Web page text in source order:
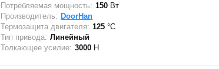
Потребляемая мощность: 150 Вт
Производитель: DoorHan
Термозащита двигателя: 125 °C
Тип привода: Линейный
Толкающее усилие: 3000 Н